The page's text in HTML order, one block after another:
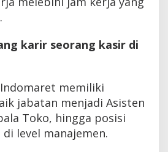
karir seorang kasir di
memiliki
jabatan menjadi Asisten
Toko, hingga posisi
level manajemen.